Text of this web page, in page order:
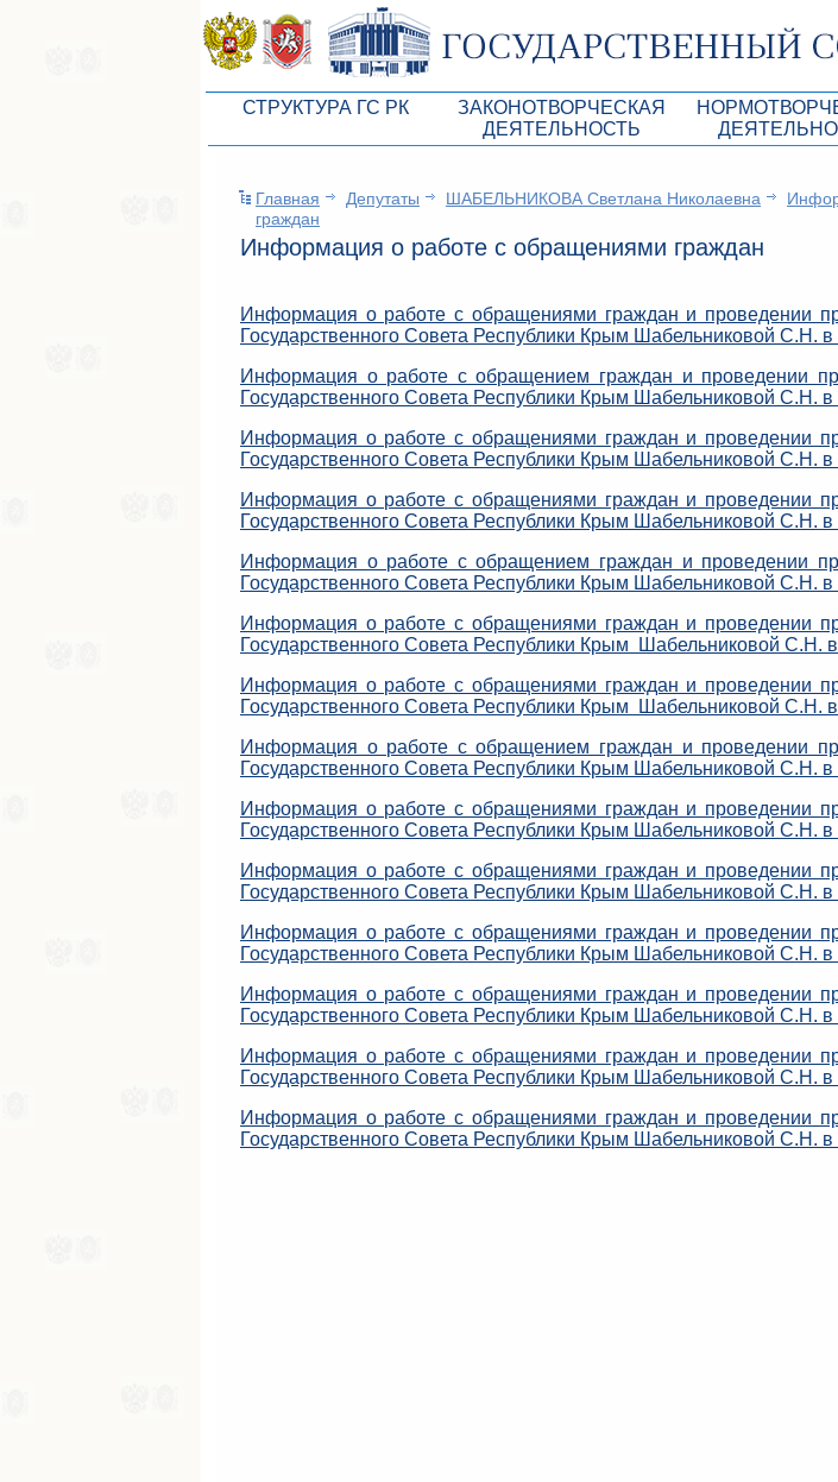
СТРУКТУРА ГС РК
Президиум ГС РК
Депутатский корпус
Депутатские фракции ГС РК
Аппарат ГС РК
Управление делами ГС РК
Поиск депутата по округу
ЗАКОНОТВОРЧЕСКАЯ
ДЕЯТЕЛЬНОСТЬ
Бюджет Республики Крым
Законы
Независимая антикоррупционная
Информация
Статистика законотворчества
Повестки дня
Aкты
Проекты
РК
Главная Депутаты ШАБЕЛЬНИКОВА Светлана Николаевна
граждан
Информация о работе с обращениями граждан
Информация о работе с обращениями граждан и проведении
Государственного Совета Республики Крым Шабельниковой С.Н. в
Информация о работе с обращением граждан и проведении
Государственного Совета Республики Крым Шабельниковой С.Н. в
Информация о работе с обращениями граждан и проведении
Государственного Совета Республики Крым Шабельниковой С.Н. в
Информация о работе с обращениями граждан и проведении
Государственного Совета Республики Крым Шабельниковой С.Н. в
Информация о работе с обращением граждан и проведении
Государственного Совета Республики Крым Шабельниковой С.Н. в
Информация о работе с обращениями граждан и проведении
Государственного Совета Республики Крым Шабельниковой С.Н.
Информация о работе с обращениями граждан и проведении
Государственного Совета Республики Крым Шабельниковой С.Н.
Информация о работе с обращением граждан и проведении
Государственного Совета Республики Крым Шабельниковой С.Н. в
Информация о работе с обращениями граждан и проведении
Государственного Совета Республики Крым Шабельниковой С.Н. в
Информация о работе с обращениями граждан и проведении
Государственного Совета Республики Крым Шабельниковой С.Н. в
Информация о работе с обращениями граждан и проведении
Государственного Совета Республики Крым Шабельниковой С.Н. в
Информация о работе с обращениями граждан и проведении
Государственного Совета Республики Крым Шабельниковой С.Н. в
Информация о работе с обращениями граждан и проведении
Государственного Совета Республики Крым Шабельниковой С.Н. в
Информация о работе с обращениями граждан и проведении
Государственного Совета Республики Крым Шабельниковой С.Н. в